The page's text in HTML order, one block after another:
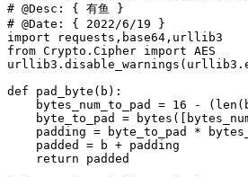
# @Desc: { 有鱼 }
# @Date: { 2022/6/19 }
import requests,base64,urllib3
from Crypto.Cipher import AES
def pad_byte(b):
bytes_num_to_pad = 16 -
byte_to_pad =
padding = byte_to_pad *
    padded = b + padding
    return padded